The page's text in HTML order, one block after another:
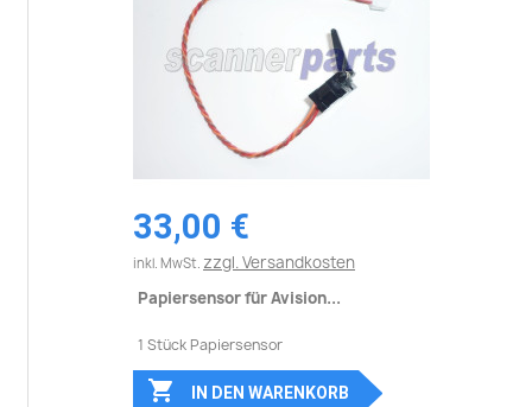
33,00 €
inkl. MwSt. zzgl. Versandkosten
Papiersensor für Avision...
1 Stück Papiersensor
 IN DEN WARENKORB